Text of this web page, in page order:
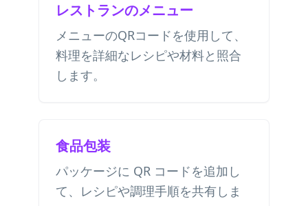
レストランのメニュー
メニューのQRコードを使用して、
料理を詳細なレシピや材料と照合
します。
食品包装
パッケージに QR コードを追加し
て、レシピや調理手順を共有しま